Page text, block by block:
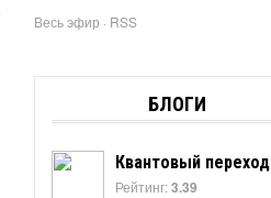
Весь эфир · RSS
БЛОГИ
Квантовый переход
Рейтинг:3.39